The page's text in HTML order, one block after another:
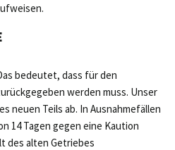
bedeutet, dass für den
werden muss. Unser
neuen Teils ab. In Ausnahmefällen
14 Tagen gegen eine Kaution
des alten Getriebes